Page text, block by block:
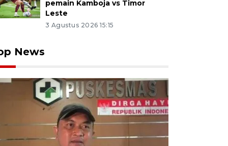
pemain Kamboja vs Timor
Leste
3 Agustus 2026 15:15
News